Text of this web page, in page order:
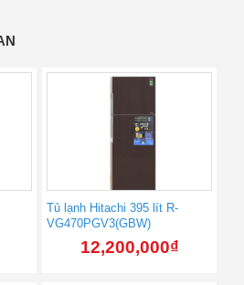
Tủ lạnh Hitachi 395 lít R-
VG470PGV3(GBW)
12,200,000₫